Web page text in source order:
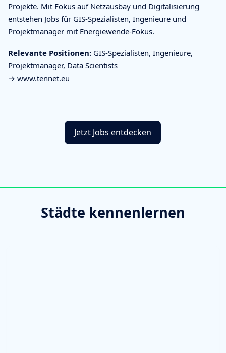
Projekte. Mit Fokus auf Netzausbaу und Digitalisierung
entstehen Jobs für GIS-Spezialisten, Ingenieure und
Projektmanager mit Energiewende-Fokus.
Relevante Positionen: GIS-Spezialisten, Ingenieure,
Projektmanager, Data Scientists
→ www.tennet.eu
Jetzt Jobs entdecken
Städte kennenlernen